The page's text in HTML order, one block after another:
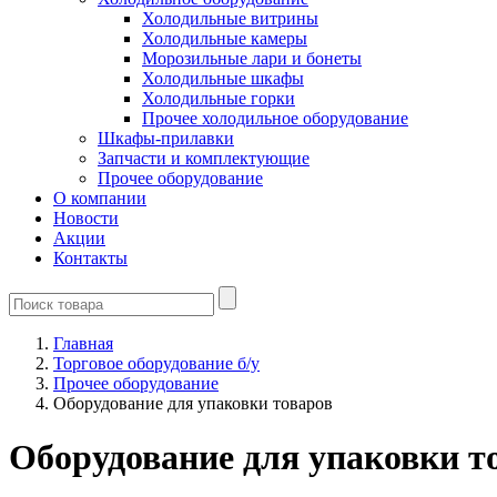
Холодильные витрины
Холодильные камеры
Морозильные лари и бонеты
Холодильные шкафы
Холодильные горки
Прочее холодильное оборудование
Шкафы-прилавки
Запчасти и комплектующие
Прочее оборудование
О компании
Новости
Акции
Контакты
Главная
Торговое оборудование б/у
Прочее оборудование
Оборудование для упаковки товаров
Оборудование для упаковки